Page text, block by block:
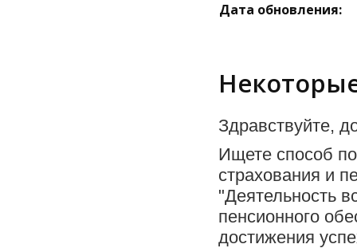
Дата обновления:
Здравствуйте,
Ищете способ
страхования и
"Деятельность
пенсионного
достижения